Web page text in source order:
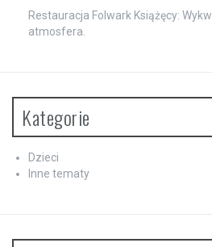
Restauracja Folwark Książęcy:
atmosfera.
Kategorie
Dzieci
Inne tematy